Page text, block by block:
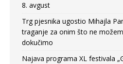
8. avgust
Trg pjesnika ugostio Mihajla
traganje za onim što ne
dokučimo
Najava programa XL festivala